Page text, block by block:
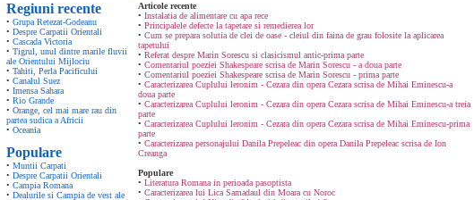
Regiuni recente
• Grupa Retezat-Godeanu
• Despre Carpatii Orientali
• Cascada Victoria
• Tigrul, unul dintre marile fluvii
ale Orientului Mijlociu
• Tahiti, Perla Pacificului
• Canalul Suez
• Imensa Sahara
• Rio Grande
• Orange, cel mai mare rau din
partea sudica a Africii
• Oceania
Populare
• Muntii Carpati
• Despre Carpatii Orientali
• Campia Romana
• Dealurile si Campia de vest ale
Articole recente
• Instalatia de alimentare cu apa rece
• Principalele defecte la tapetare si remedierea lor
• Cum se prepara solutia de clei de oase - cleiul din faina de grau folosite la aplicarea
tapetului
• Referat despre Marin Sorescu si clasicismul antic-prima parte
• Comentariul poeziei Shakespeare scrisa de Marin Sorescu - a doua parte
• Comentariul poeziei Shakespeare scrisa de Marin Sorescu - prima parte
• Caracterizarea Cuplului leronim - Cezara din opera Cezara scrisa de Mihai Eminescu-a
doua parte
• Caracterizarea Cuplului leronim - Cezara din opera Cezara scrisa de Mihai Eminescu-a treia
parte
• Caracterizarea Cuplului leronim - Cezara din opera Cezara scrisa de Mihai Eminescu-prima
parte
• Caracterizarea personajului Danila Prepeleac din opera Danila Prepeleac scrisa de Ion
Creanga
Populare
• Literatura Romana in perioada pasoptista
• Caracterizarea lui Lica Samadaul din Moara cu Noroc